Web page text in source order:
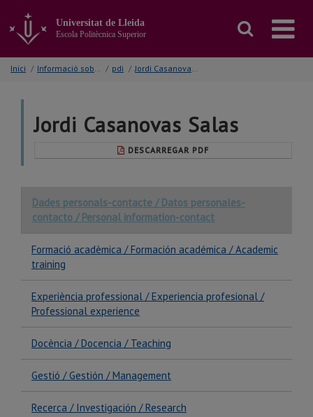
contingut
principal
Universitat de Lleida
Escola Politècnica Superior
Inici / Informació sobre... / pdi / Jordi Casanovas Salas
Jordi Casanovas Salas
DESCARREGAR PDF
Dades personals-contacte / Datos personales-
contacto / Personal information-contact
Formació acadèmica / Formación académica / Academic
training
Experiència professional / Experiencia profesional /
Professional experience
Docència / Docencia / Teaching
Gestió / Gestión / Management
Recerca / Investigación / Research